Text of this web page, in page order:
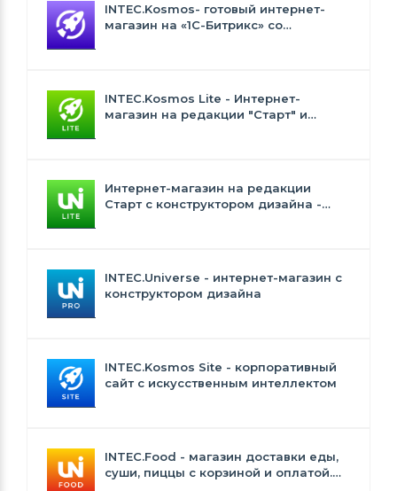
INTEC.Kosmos- готовый интернет-
магазин на «1С-Битрикс» со
INTEC.Kosmos Lite - Интернет-
магазин на редакции "Старт" и
Интернет-магазин на редакции
Старт с конструктором дизайна -
INTEC.Universe - интернет-магазин с
конструктором дизайна
INTEC.Kosmos Site - корпоративный
сайт с искусственным интеллектом
INTEC.Food - магазин доставки еды,
суши, пиццы с корзиной и оплатой.